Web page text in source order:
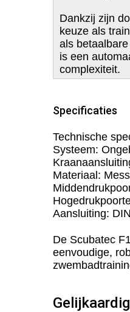
Dankzij zijn
keuze als
als
is een
complexiteit.
Specificaties
Technische
Systeem:
Materiaal:
Aansluiting:
De Scubatec
eenvoudige,